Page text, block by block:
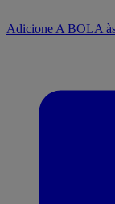
Adicione A BOLA